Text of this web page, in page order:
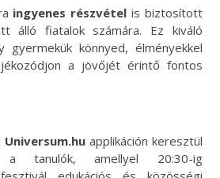
ingyenes részvétel is biztosított
álló fiatalok számára. Ez kiváló
gyermekük könnyed, élményekkel
a jövőjét érintő fontos
Universum.hu applikáción keresztül
a tanulók, amellyel 20:30-ig